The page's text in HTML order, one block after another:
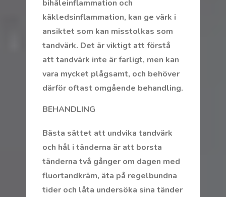
bihåleinflammation och
käkledsinflammation, kan ge värk i
ansiktet som kan misstolkas som
tandvärk. Det är viktigt att förstå
att tandvärk inte är farligt, men kan
vara mycket plågsamt, och behöver
därför oftast omgående behandling.
BEHANDLING
Bästa sättet att undvika tandvärk
och hål i tänderna är att borsta
tänderna två gånger om dagen med
fluortandkräm, äta på regelbundna
tider och låta undersöka sina tänder